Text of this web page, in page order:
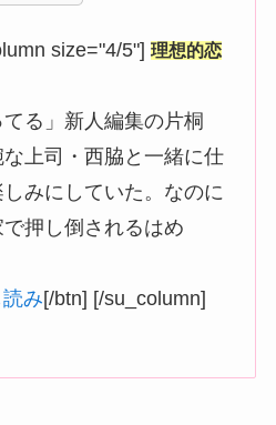
size="4/5"]理想的恋
てる」新人編集の片桐
上司・西脇と一緒に仕
みにしていた。なのに
押し倒されるはめ
み[/btn] [/su_column]